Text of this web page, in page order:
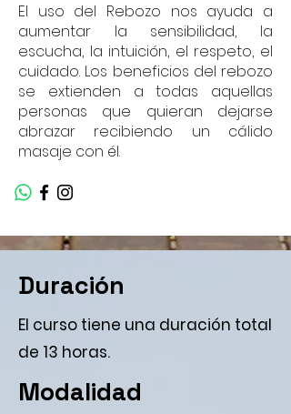
El uso del Rebozo nos ayuda a
aumentar la sensibilidad, la
escucha, la intuición, el respeto, el
cuidado. Los beneficios del rebozo
se extienden a todas aquellas
personas que quieran dejarse
abrazar recibiendo un cálido
masaje con él.
Duración
El curso tiene una duración total
de 13 horas.
Modalidad